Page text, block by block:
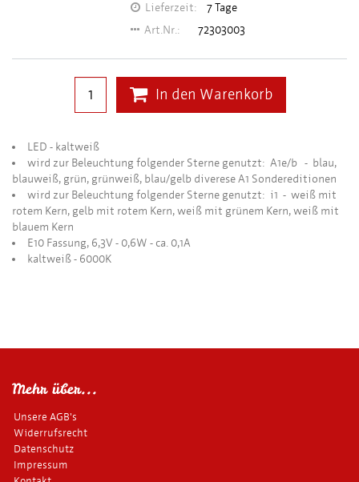
Lieferzeit:
7 Tage
Art.Nr.:
72303003
In den Warenkorb
LED - kaltweiß
wird zur Beleuchtung folgender Sterne genutzt: A1e/b - blau,
blauweiß, grün, grünweiß, blau/gelb diverese A1 Sondereditionen
wird zur Beleuchtung folgender Sterne genutzt: i1 - weiß mit
rotem Kern, gelb mit rotem Kern, weiß mit grünem Kern, weiß mit
blauem Kern
E10 Fassung, 6,3V - 0,6W - ca. 0,1A
kaltweiß - 6000K
Mehr über...
Unsere AGB's
Widerrufsrecht
Datenschutz
Impressum